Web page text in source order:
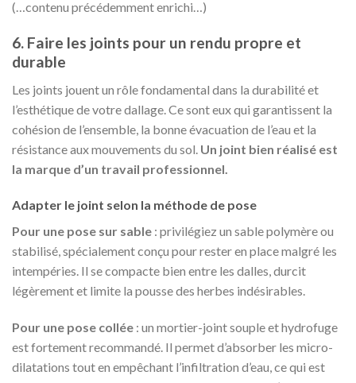
(…contenu précédemment enrichi…)
6. Faire les joints pour un rendu propre et
durable
Les joints jouent un rôle fondamental dans la durabilité et
l’esthétique de votre dallage. Ce sont eux qui garantissent la
cohésion de l’ensemble, la bonne évacuation de l’eau et la
résistance aux mouvements du sol. Un joint bien réalisé est
la marque d’un travail professionnel.
Adapter le joint selon la méthode de pose
Pour une pose sur sable : privilégiez un sable polymère ou
stabilisé, spécialement conçu pour rester en place malgré les
intempéries. Il se compacte bien entre les dalles, durcit
légèrement et limite la pousse des herbes indésirables.
Pour une pose collée : un mortier-joint souple et hydrofuge
est fortement recommandé. Il permet d’absorber les micro-
dilatations tout en empêchant l’infiltration d’eau, ce qui est